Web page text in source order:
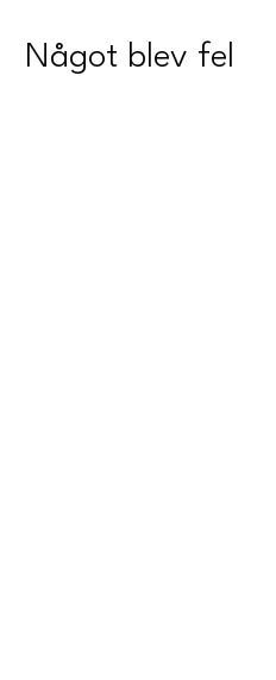
Något blev fel